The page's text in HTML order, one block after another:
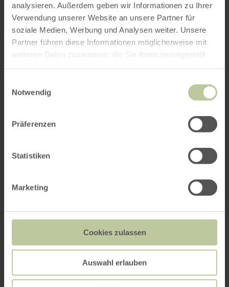
analysieren. Außerdem geben wir Informationen zu Ihrer
Verwendung unserer Website an unsere Partner für
soziale Medien, Werbung und Analysen weiter. Unsere
Partner führen diese Informationen möglicherweise mit
weiteren Daten zusammen, die Sie ihnen bereitgestellt
Notwendig
Präferenzen
Statistiken
Marketing
Cookies zulassen
Auswahl erlauben